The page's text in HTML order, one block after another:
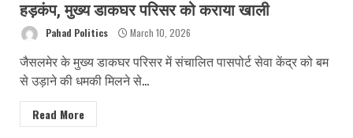
हड़कंप, मुख्य डाकघर परिसर को कराया खाली
Pahad Politics March 10, 2026
जैसलमेर के मुख्य डाकघर परिसर में संचालित पासपोर्ट सेवा केंद्र को बम
से उड़ाने की धमकी मिलने से...
Read More